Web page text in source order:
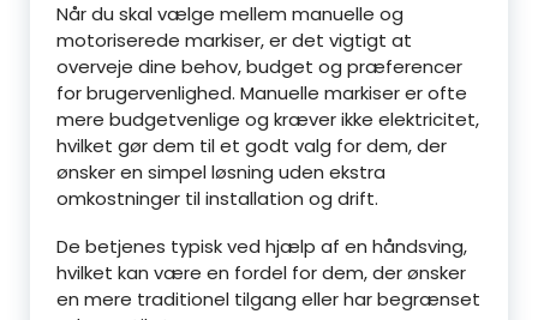
Når du skal vælge mellem manuelle og
motoriserede markiser, er det vigtigt at
overveje dine behov, budget og præferencer
for brugervenlighed. Manuelle markiser er ofte
mere budgetvenlige og kræver ikke elektricitet,
hvilket gør dem til et godt valg for dem, der
ønsker en simpel løsning uden ekstra
omkostninger til installation og drift.
De betjenes typisk ved hjælp af en håndsving,
hvilket kan være en fordel for dem, der ønsker
en mere traditionel tilgang eller har begrænset